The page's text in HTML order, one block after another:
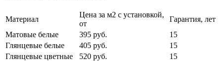
Материал
Цена за м2 с установкой,
от
Гарантия, лет
Матовые белые
395 руб.
15
Глянцевые белые
405 руб.
15
Глянцевые цветные
520 руб.
15